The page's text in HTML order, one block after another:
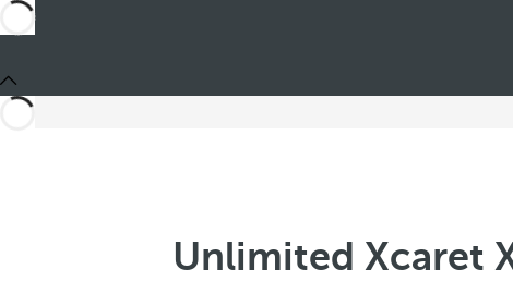
Unlimited Xcaret